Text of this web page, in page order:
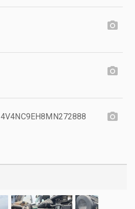
4V4NC9EH8MN272888